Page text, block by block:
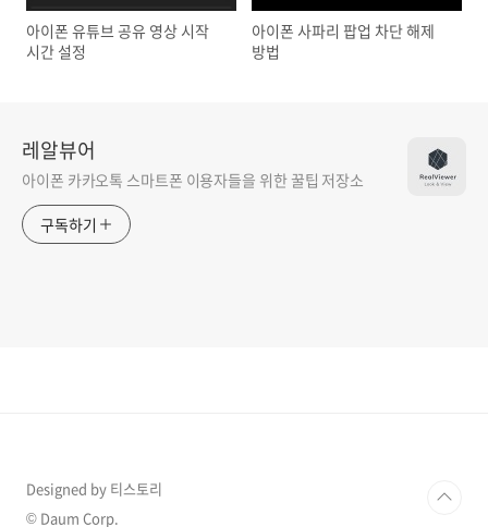
아이폰 유튜브 공유 영상 시작
시간 설정
아이폰 사파리 팝업 차단 해제
방법
레알뷰어
아이폰 카카오톡 스마트폰 이용자들을 위한 꿀팁 저장소
구독하기
Designed by 티스토리
© Daum Corp.